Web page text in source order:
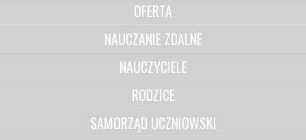
OFERTA
NAUCZANIE ZDALNE
NAUCZYCIELE
RODZICE
SAMORZĄD UCZNIOWSKI